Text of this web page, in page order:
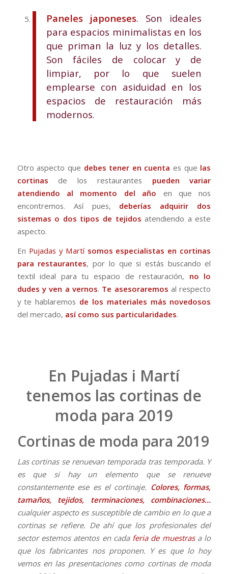
Paneles japoneses. Son ideales
para espacios minimalistas en los
que priman la luz y los detalles.
Son fáciles de colocar y de
limpiar, por lo que suelen
emplearse con asiduidad en los
espacios de restauración más
modernos.
Otro aspecto que debes tener en cuenta es que las
cortinas de los restaurantes pueden variar
atendiendo al momento del año en que nos
encontremos. Así pues, deberías adquirir dos
sistemas o dos tipos de tejidos atendiendo a este
aspecto.
En Pujadas y Martísomos especialistas en cortinas
para restaurantes, por lo que si estás buscando el
textil ideal para tu espacio de restauración, no lo
dudes y ven a vernos. Te asesoraremos al respecto
y te hablaremos de los materiales más novedosos
del mercado, así como sus particularidades.
En Pujadas i Martí
tenemos las cortinas de
moda para 2019
Cortinas de moda para 2019
Las cortinas se renuevan temporada tras temporada. Y
es que si hay un elemento que se renueve
constantemente ese es el cortinaje. Colores, formas,
tamaños, tejidos, terminaciones, combinaciones…
cualquier aspecto es susceptible de cambio en lo que a
cortinas se refiere. De ahí que los profesionales del
sector estemos atentos en cada feria de muestras a lo
que los fabricantes nos proponen. Y es que lo hoy
vemos en las presentaciones como cortinas de moda